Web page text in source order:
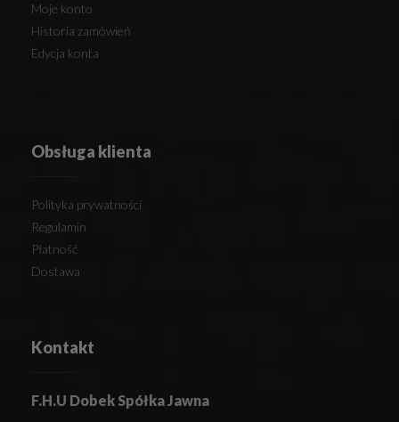
Moje konto
Historia zamówień
Edycja konta
Obsługa klienta
Polityka prywatności
Regulamin
Płatność
Dostawa
Kontakt
F.H.U Dobek Spółka Jawna